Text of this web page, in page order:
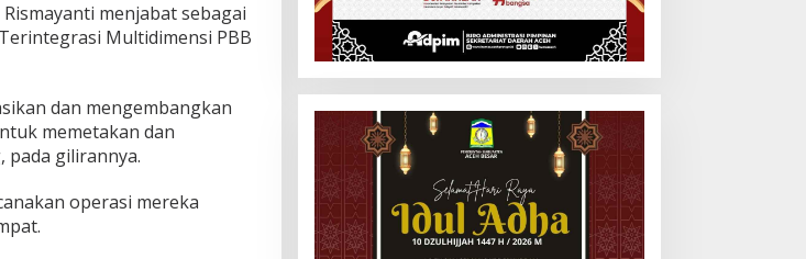
menjabat sebagai
Multidimensi PBB
dan mengembangkan
memetakan dan
pada gilirannya.
operasi mereka